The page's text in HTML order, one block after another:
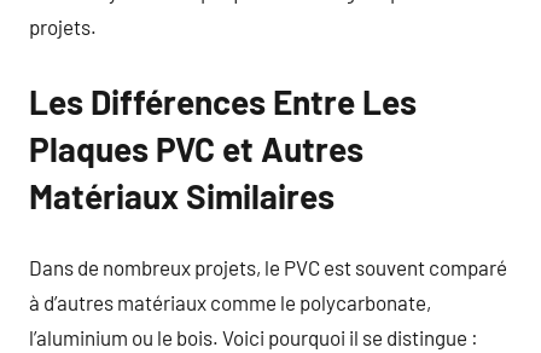
projets.
Les Différences Entre Les
Plaques PVC et Autres
Matériaux Similaires
Dans de nombreux projets, le PVC est souvent comparé
à d’autres matériaux comme le polycarbonate,
l’aluminium ou le bois. Voici pourquoi il se distingue :